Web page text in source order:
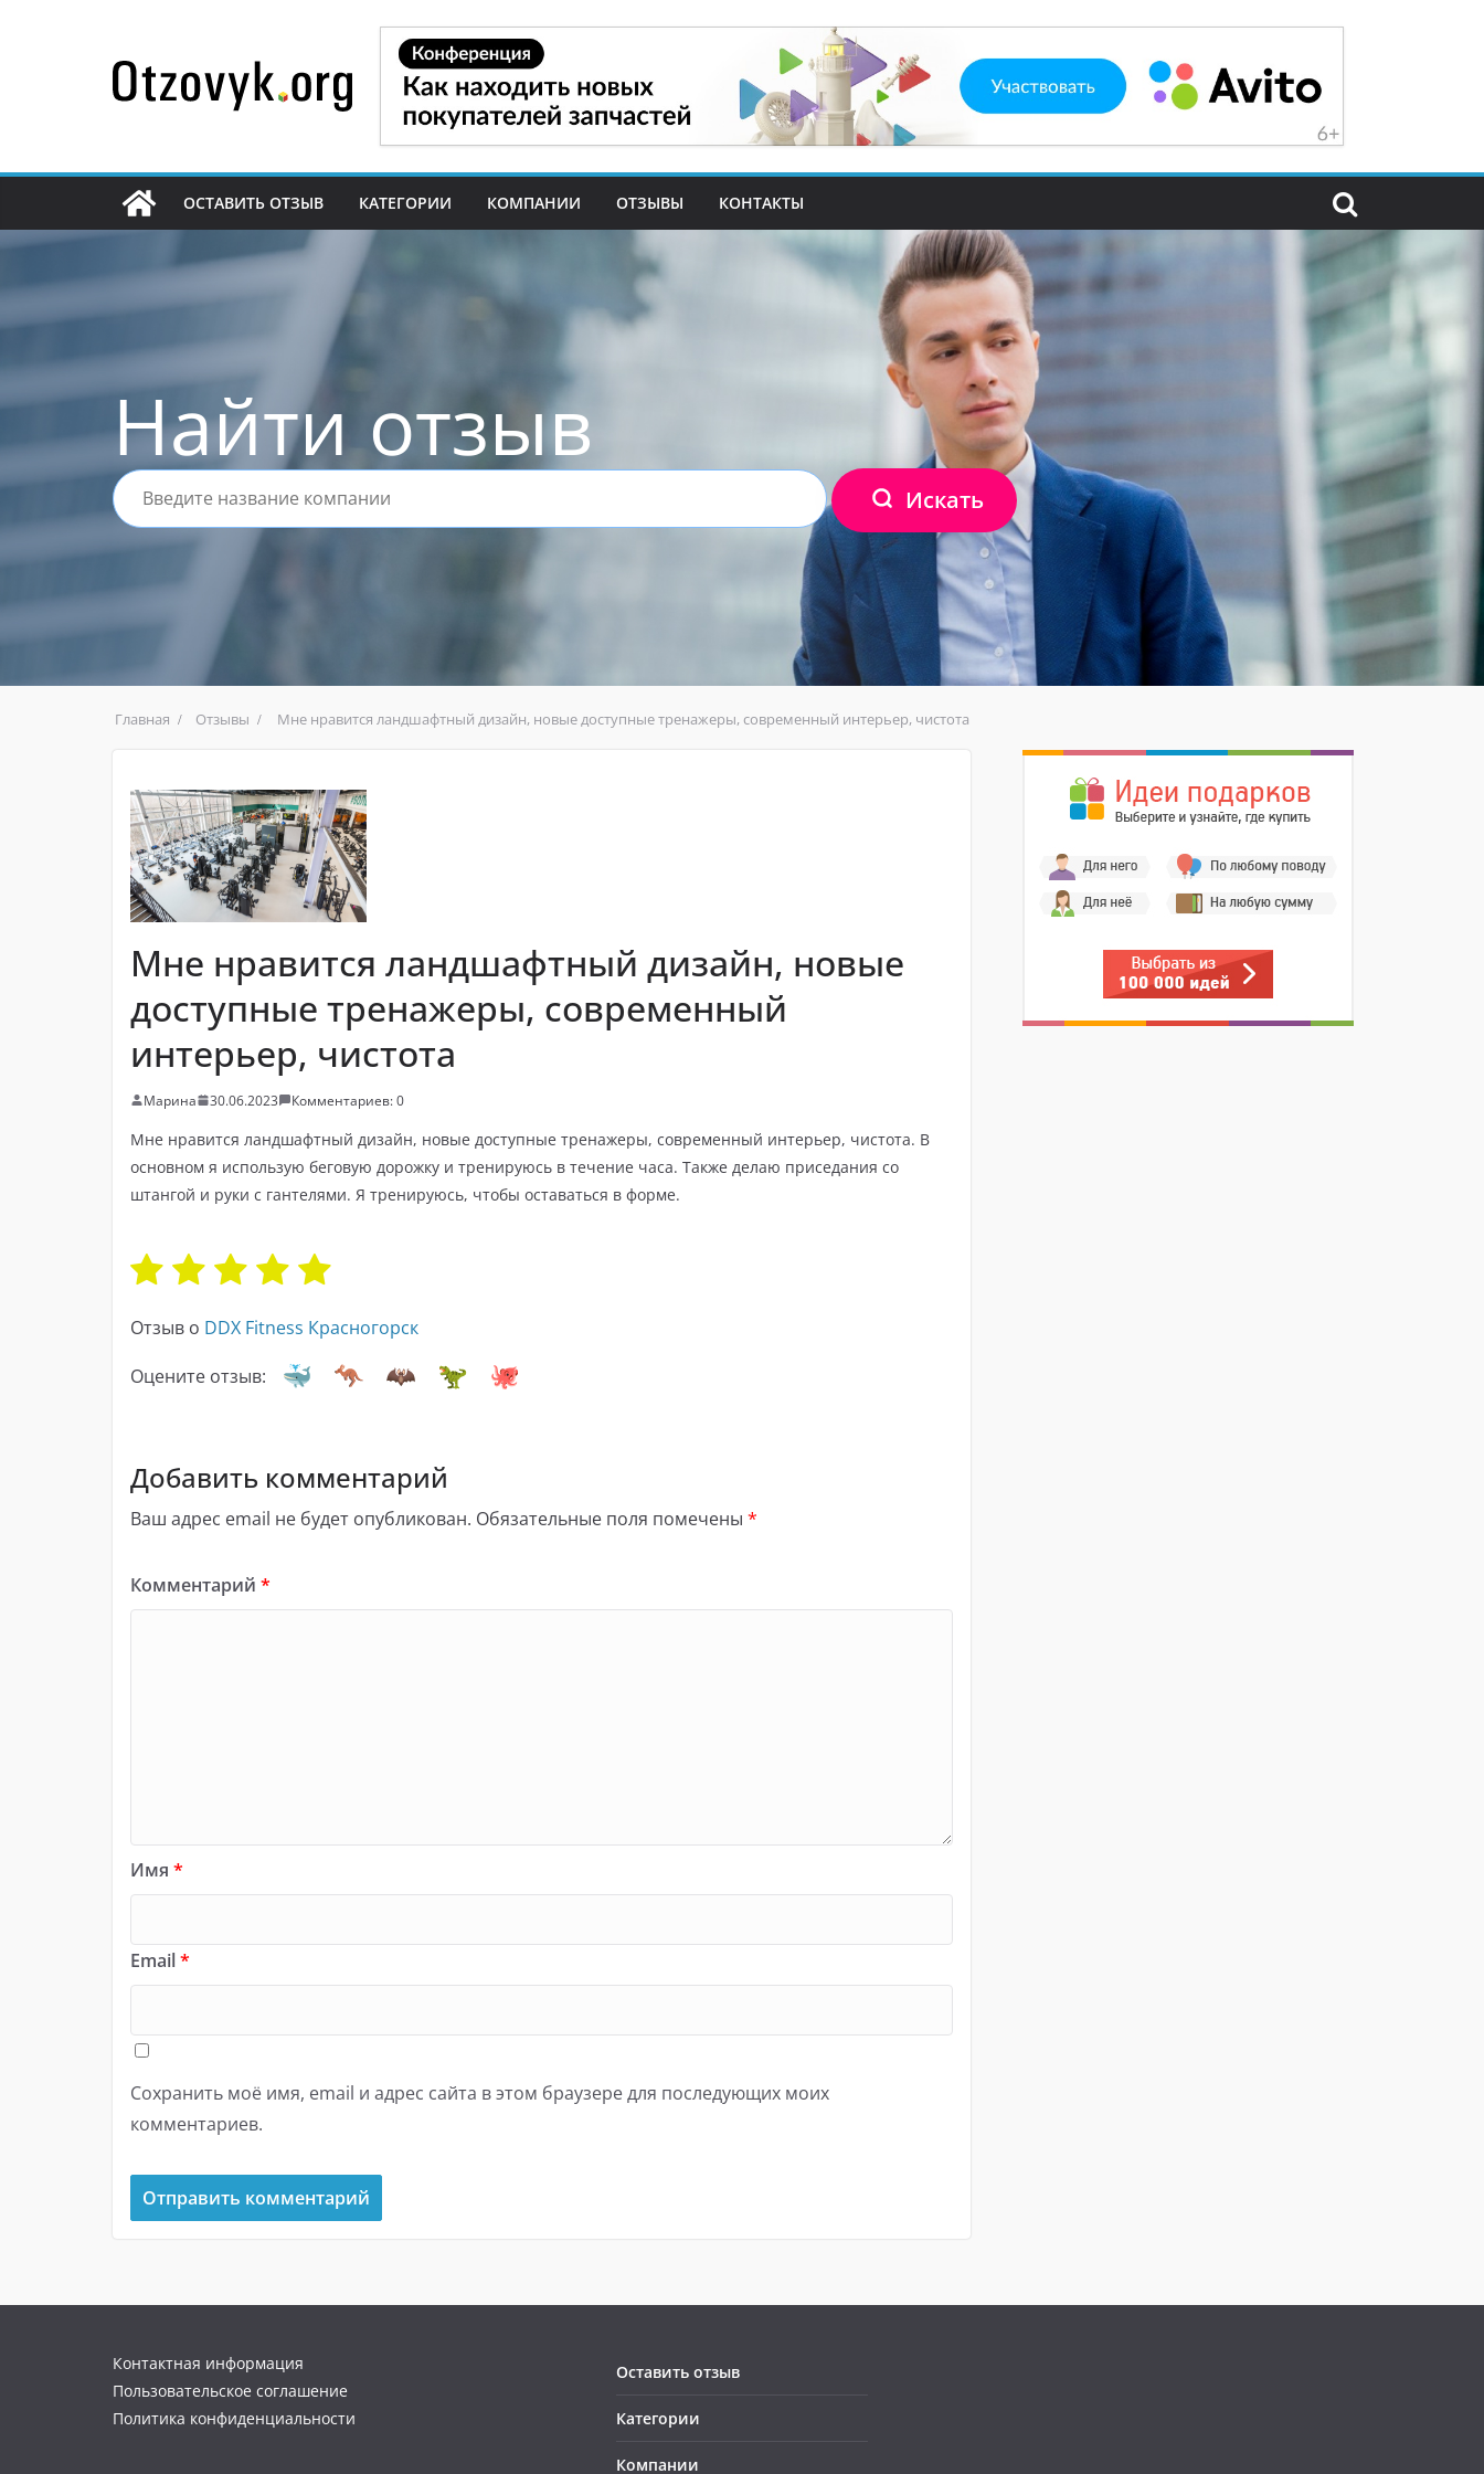
содержимому
ОСТАВИТЬ ОТЗЫВ КАТЕГОРИИ КОМПАНИИ ОТЗЫВЫ КОНТАКТЫ
Найти отзыв
Искать
Главная Отзывы Мне нравится ландшафтный дизайн, новые доступные тренажеры, современный интерьер, чистота
Мне нравится ландшафтный дизайн, новые
доступные тренажеры, современный
интерьер, чистота
Марина 30.06.2023 Комментариев: 0
Мне нравится ландшафтный дизайн, новые доступные тренажеры, современный интерьер, чистота. В
основном я использую беговую дорожку и тренируюсь в течение часа. Также делаю приседания со
штангой и руки с гантелями. Я тренируюсь, чтобы оставаться в форме.
Отзыв о DDX Fitness Красногорск
Оцените отзыв:
Добавить комментарий
Ваш адрес email не будет опубликован. Обязательные поля помечены *
Комментарий *
Имя *
Email*
Сохранить моё имя, email и адрес сайта в этом браузере для последующих моих
комментариев.
Контактная информация
Пользовательское соглашение
Политика конфиденциальности
Оставить отзыв
Категории
Компании